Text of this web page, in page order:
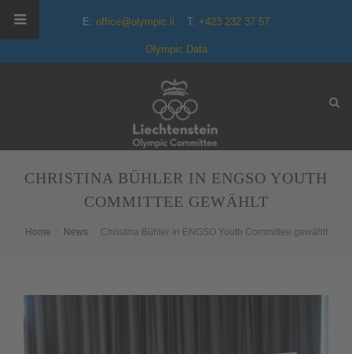
E: office@olympic.li T: +423 232 37 57
Olympic Data
CHRISTINA BÜHLER IN ENGSO YOUTH
COMMITTEE GEWÄHLT
Home News Christina Bühler in ENGSO Youth Committee gewählt